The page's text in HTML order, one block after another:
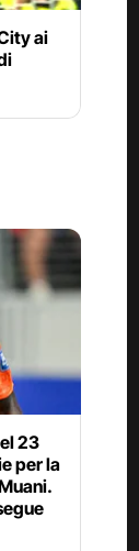
ai
23
per la